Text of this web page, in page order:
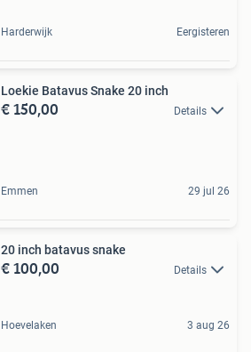
Harderwijk Eergisteren
Loekie Batavus Snake 20 inch
€ 150,00 Details
Emmen 29 jul 26
20 inch batavus snake
€ 100,00 Details
Hoevelaken 3 aug 26